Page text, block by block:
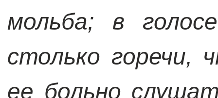
мольба; в
столько горечи,
ее больно